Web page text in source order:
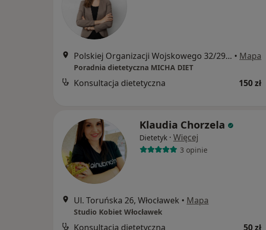
Polskiej Organizacji Wojskowego 32/29, Włocławek • Mapa
Poradnia dietetyczna MICHA DIET
Konsultacja dietetyczna 150 zł
Klaudia Chorzela
Dietetyk · Więcej
3 opinie
Ul. Toruńska 26, Włocławek • Mapa
Studio Kobiet Włocławek
Konsultacja dietetyczna 50 zł